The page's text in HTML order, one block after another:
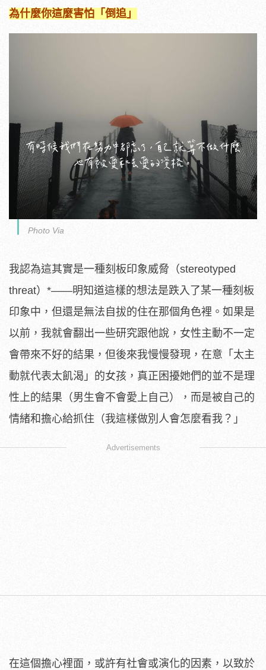
為什麼你這麼害怕「倒追」
Photo Via
我認為這其實是一種刻板印象威脅（stereotyped
threat）*——明知道這樣的想法是跌入了某一種刻板
印象中，但還是無法自拔的住在那個角色裡。如果是
以前，我就會翻出一些研究跟他說，女性主動不一定
會帶來不好的結果，但後來我慢慢發現，在意「太主
動就代表太飢渴」的女孩，真正困擾她們的並不是理
性上的結果（男生會不會愛上自己），而是被自己的
情緒和擔心給抓住（我這樣做別人會怎麼看我？」
Advertisements
在這個擔心裡面，或許有社會或演化的因素，以致於